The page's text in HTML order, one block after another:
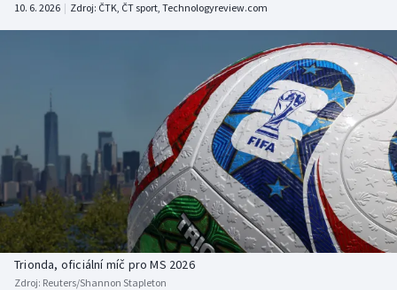
Baseball a softbal
Basketbal
Biatlon
Boby a skeleton
Historické návraty
Aplikace ČT sport
AZ kvíz
10. 6. 2026 | Zdroj: ČTK, ČT sport, Technologyreview.com
Trionda, oficiální míč pro MS 2026
Zdroj: Reuters/Shannon Stapleton